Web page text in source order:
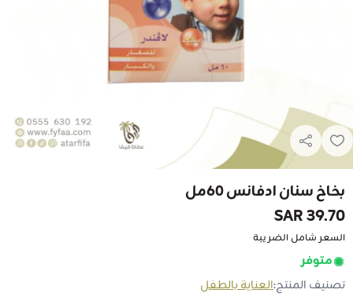
بخاخ سنان ادفانس 60مل
39.70 SAR
السعر شامل الضريبة
متوفر
تصنيف المنتج:العناية بالطفل